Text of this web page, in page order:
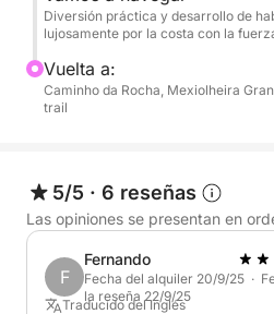
vistas al océano y varios
llegar a la embarcación 😎🐬
Diversión práctica y desarrollo de
lujosamente por la costa con la
Vuelta a:
Caminho da Rocha, Mexiolheira
trail
5/5 · 6 reseñas
Las opiniones se presentan en
F
Fernando
Fecha del alquiler 20/9/25 ·
la reseña 22/9/25
Traducido del Inglés